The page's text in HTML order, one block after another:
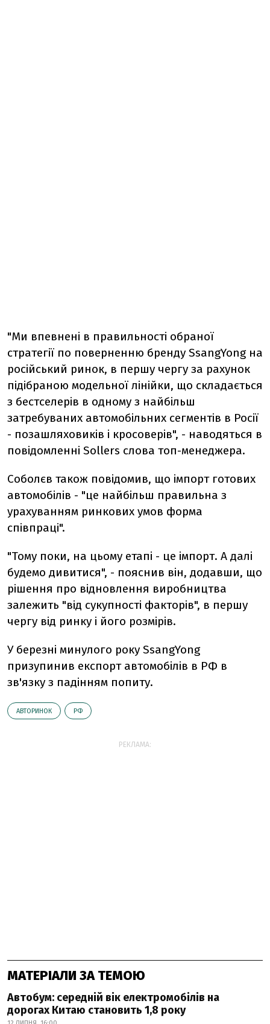
"Ми впевнені в правильності обраної
стратегії по поверненню бренду SsangYong на
російський ринок, в першу чергу за рахунок
підібраною модельної лінійки, що складається
з бестселерів в одному з найбільш
затребуваних автомобільних сегментів в Росії
- позашляховиків і кросоверів", - наводяться в
повідомленні Sollers слова топ-менеджера.
Соболєв також повідомив, що імпорт готових
автомобілів - "це найбільш правильна з
урахуванням ринкових умов форма
співпраці".
"Тому поки, на цьому етапі - це імпорт. А далі
будемо дивитися", - пояснив він, додавши, що
рішення про відновлення виробництва
залежить "від сукупності факторів", в першу
чергу від ринку і його розмірів.
У березні минулого року SsangYong
призупинив експорт автомобілів в РФ в
зв'язку з падінням попиту.
АВТОРИНОК РФ
РЕКЛАМА:
МАТЕРІАЛИ ЗА ТЕМОЮ
Автобум: середній вік електромобілів на
дорогах Китаю становить 1,8 року